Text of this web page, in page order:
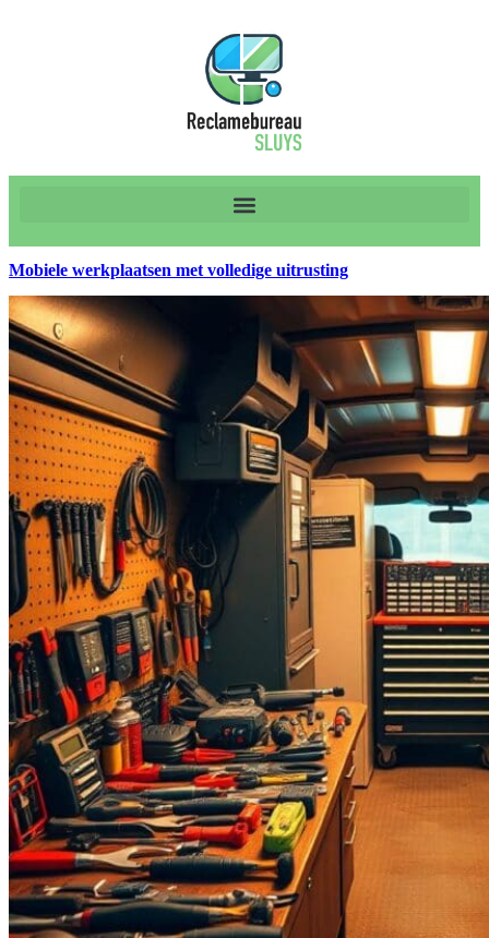
Mobiele werkplaatsen met volledige uitrusting